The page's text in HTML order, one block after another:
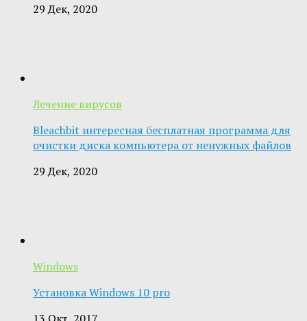
29 Дек, 2020
Лечение вирусов
Bleachbit интересная бесплатная программа для
очистки диска компьютера от ненужных файлов
29 Дек, 2020
Windows
Установка Windows 10 pro